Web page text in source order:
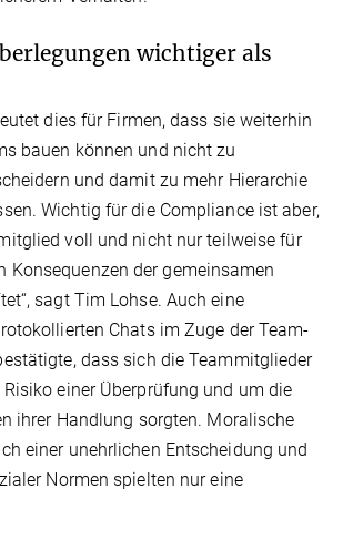
wichtiger als
dies für Firmen, dass sie weiterhin
bauen können und nicht zu
und damit zu mehr Hierarchie
Wichtig für die Compliance ist aber,
voll und nicht nur teilweise für
Konsequenzen der gemeinsamen
sagt Tim Lohse. Auch eine
Chats im Zuge der Team-
dass sich die Teammitglieder
einer Überprüfung und um die
ihrer Handlung sorgten. Moralische
einer unehrlichen Entscheidung und
Normen spielten nur eine